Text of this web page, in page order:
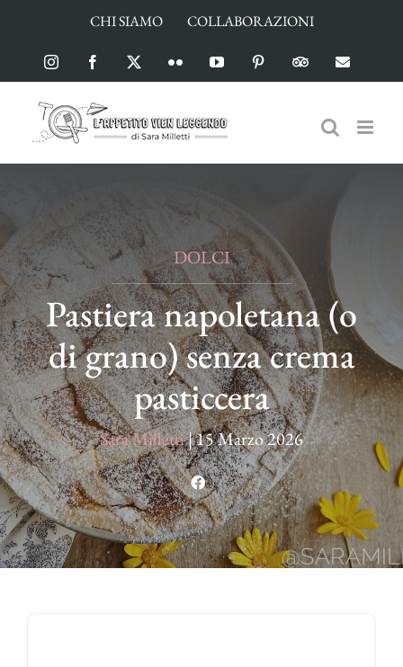
contenuto
CHI SIAMO COLLABORAZIONI
InstagramFacebook Flickr YouTube PinterestTripAdvisor
Email
DOLCI
Pastiera napoletana (o
di grano) senza crema
pasticcera
Sara Milletti|15 Marzo 2026